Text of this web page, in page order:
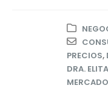
PRECIOS,
DRA.